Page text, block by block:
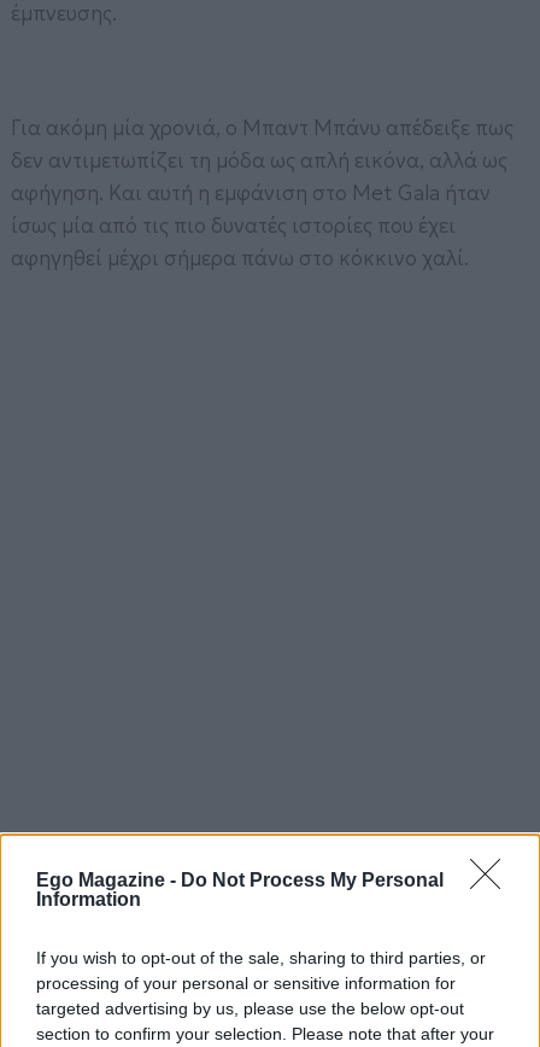
Ego Magazine - Do Not Process My Personal
Information
If you wish to opt-out of the sale, sharing to third parties, or
processing of your personal or sensitive information for
targeted advertising by us, please use the below opt-out
section to confirm your selection. Please note that after your
έμπνευσης.
Για ακόμη μία χρονιά, ο Μπαντ Μπάνυ απέδειξε πως
δεν αντιμετωπίζει τη μόδα ως απλή εικόνα, αλλά ως
αφήγηση. Και αυτή η εμφάνιση στο Met Gala ήταν
ίσως μία από τις πιο δυνατές ιστορίες που έχει
αφηγηθεί μέχρι σήμερα πάνω στο κόκκινο χαλί.